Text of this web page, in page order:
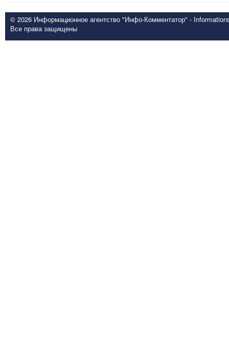
© 2026 Информационное агентство "Инфо-Комментатор" -
Все права защищены